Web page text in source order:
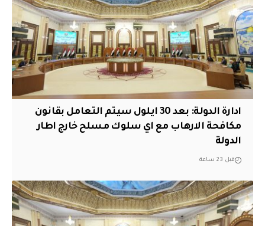
ادارة الدولة: بعد 30 ايلول سيتم التعامل بقانون
مكافحة الارهاب مع اي سلوك مسلح خارج اطار
الدولة
قبل 23 ساعة